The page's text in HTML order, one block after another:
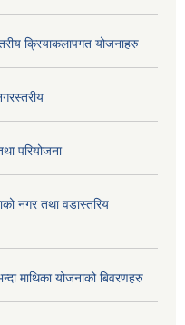
क्रियाकलापगत योजनाहरु
परियोजना
नगर तथा वडास्तरिय
माथिका योजनाको बिवरणहरु